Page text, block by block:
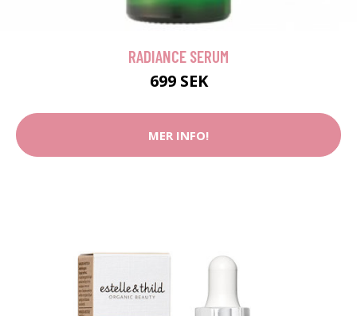
RADIANCE SERUM
699 SEK
MER INFO!